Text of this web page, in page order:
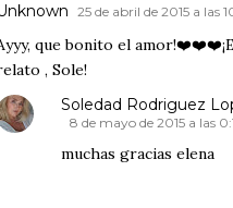
25 de abril de 2015 a las
que bonito el
, Sole!
Soledad Rodriguez
8 de mayo de 2015 a las
muchas gracias elena